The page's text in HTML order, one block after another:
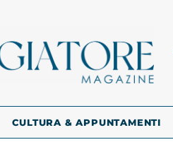
CULTURA & APPUNTAMENTI